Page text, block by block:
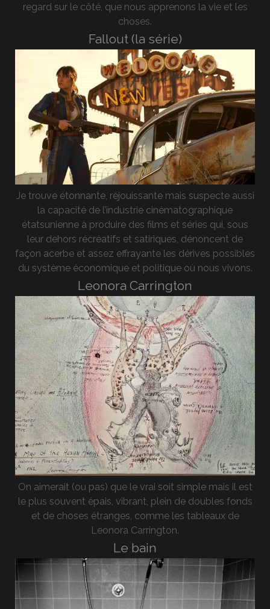
regard sur le côté, que nous apprenons la vie et les
choses.
Fallout (la série)
Je trouve étonnante, réjouissante mais suspecte aussi
la capacité de l’industrie cinématographique
étatsunienne à produire des films et séries qui, sous
leur dehors récréatifs et satiriques, dénoncent de
façon acerbe et assez effrayante les dérives possibles
du système économique et politique où nous vivons.
Leonora Carrington
On aimerait (ou pas) que le vrai soit simple mais il est
le plus souvent épais, vibrant, plein de doubles fonds
et de choses étranges, comme les tableaux de
Leonora Carrington.
Le bain